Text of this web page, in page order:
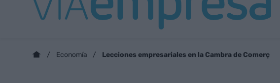
Economía Lecciones empresariales en la Cambra de Comerç